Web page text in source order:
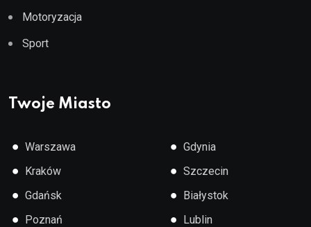
Motoryzacja
Sport
Twoje Miasto
● Warszawa
● Kraków
● Gdańsk
● Poznań
● Gdynia
● Szczecin
● Białystok
● Lublin